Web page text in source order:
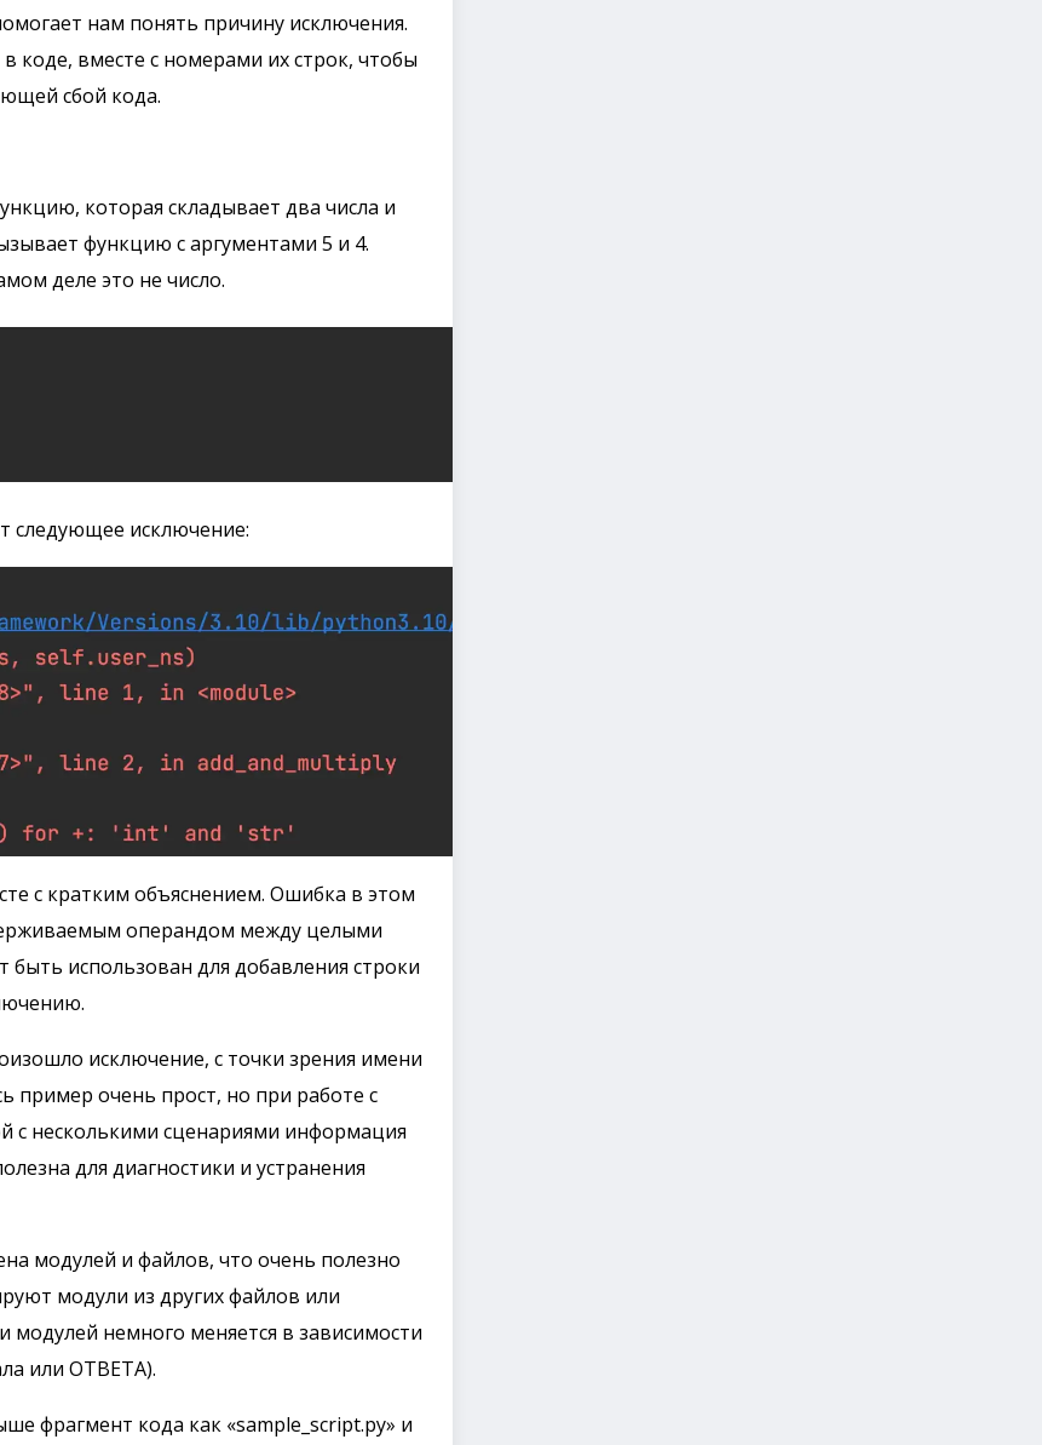
нам понять причину исключения.
вместе с номерами их строк, чтобы
сбой кода.
которая складывает два числа и
функцию с аргументами 5 и 4.
деле это не число.
следующее исключение:
с кратким объяснением. Ошибка в этом
операндом между целыми
использован для добавления строки
исключение, с точки зрения имени
пример очень прост, но при работе с
несколькими сценариями информация
для диагностики и устранения
модулей и файлов, что очень полезно
модули из других файлов или
немного меняется в зависимости
или ОТВЕТА).
фрагмент кода как «sample_script.py» и